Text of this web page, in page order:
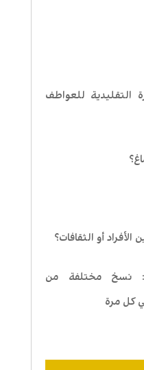
التقليدية للعواطف
أو الثقافات؟
نسخ مختلفة من
كل مرة